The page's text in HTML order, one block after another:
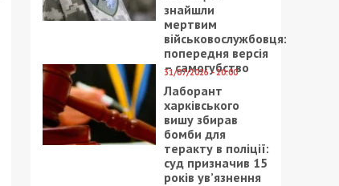
знайшли
мертвим
військовослужбовця:
попередня версія
– самогубство
31/07/2026 - 20:00
Лаборант
харківського
вишу збирав
бомби для
теракту в поліції:
суд призначив 15
років ув’язнення